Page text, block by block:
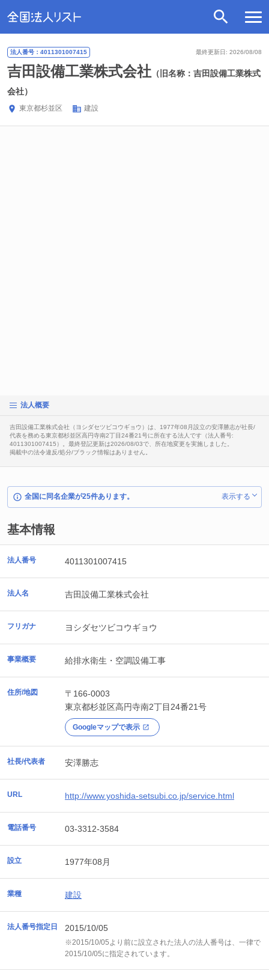
最終更新日: 2026/08/08
法人番号：4011301007415
吉田設備工業株式会社 （旧名称：吉田設備工業株式
会社）
東京都杉並区 建設
法人概要
吉田設備工業株式会社（ヨシダセツビコウギョウ）は、1977年08月設立の安澤勝志が社長/
代表を務める東京都杉並区高円寺南2丁目24番21号に所在する法人です（法人番号:
4011301007415）。最終登記更新は2026/08/03で、所在地変更を実施しました。
掲載中の法令違反/処分/ブラック情報はありません。
全国に同名企業が25件あります。 表示する
基本情報
法人番号 4011301007415
法人名 吉田設備工業株式会社
フリガナ ヨシダセツビコウギョウ
事業概要 給排水衛生・空調設備工事
住所/地図
〒166-0003
東京都杉並区高円寺南2丁目24番21号
Googleマップで表示
社長/代表者 安澤勝志
URL http://www.yoshida-setsubi.co.jp/service.html
電話番号 03-3312-3584
設立 1977年08月
業種 建設
法人番号指定日 2015/10/05
※2015/10/05より前に設立された法人の法人番号は、一律で
2015/10/05に指定されています。